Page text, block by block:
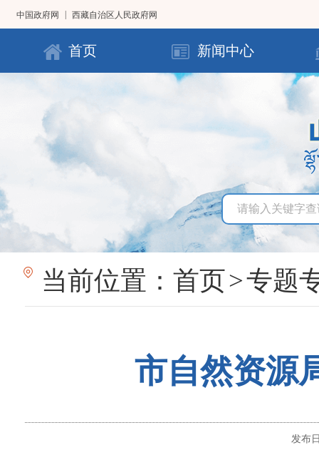
中国政府网 西藏自治区人民政府网
首页 新闻中心
当前位置： 首页>专题
市自然资源
发布